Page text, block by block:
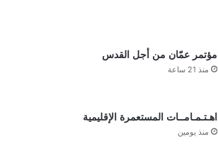
مؤتمر عمّان من أجل القدس
منذ 21 ساعة
اهـتـمـامــات المستعمرة الإقليمية
منذ يومين